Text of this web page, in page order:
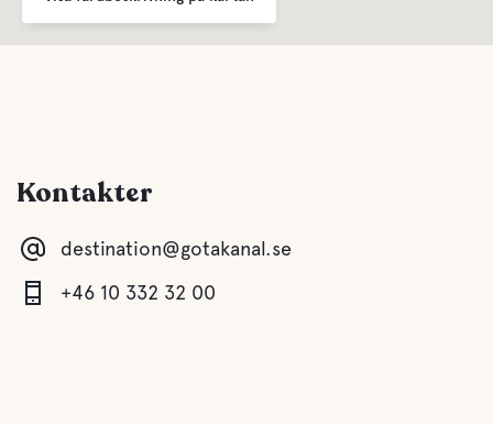
Kontakter
destination@gotakanal.se
+46 10 332 32 00